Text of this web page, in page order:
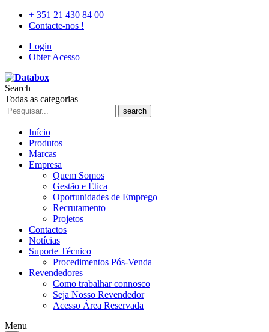
+ 351 21 430 84 00
Contacte-nos !
Login
Obter Acesso
Search
Todas as categorias
search
Início
Produtos
Marcas
Empresa
Quem Somos
Gestão e Ética
Oportunidades de Emprego
Recrutamento
Projetos
Contactos
Notícias
Suporte Técnico
Procedimentos Pós-Venda
Revendedores
Como trabalhar connosco
Seja Nosso Revendedor
Acesso Área Reservada
Menu